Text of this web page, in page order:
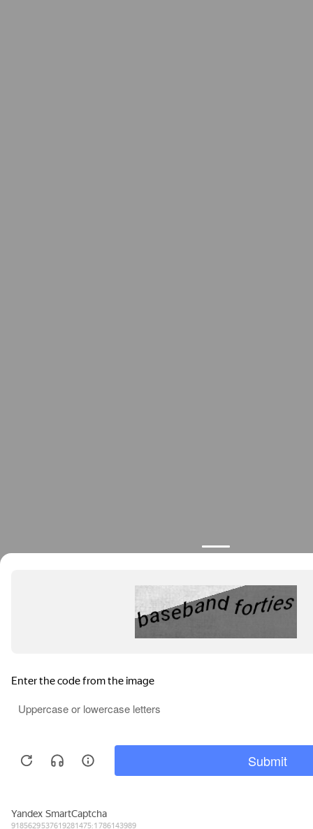
Продолжая пользоваться сайтом, вы соглашаетесь с
использованием файлов cookies.